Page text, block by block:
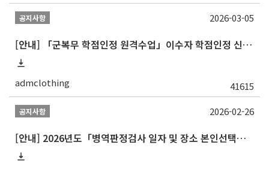
공지사항
[안내] 「군복무 학점인정 원격수업」이수자 학점인정 신청 안내
admclothing 41615
2026-03-05
공지사항
[안내] 2026년도「병역판정검사 일자 및 장소 본인선택」안내
2026-02-26